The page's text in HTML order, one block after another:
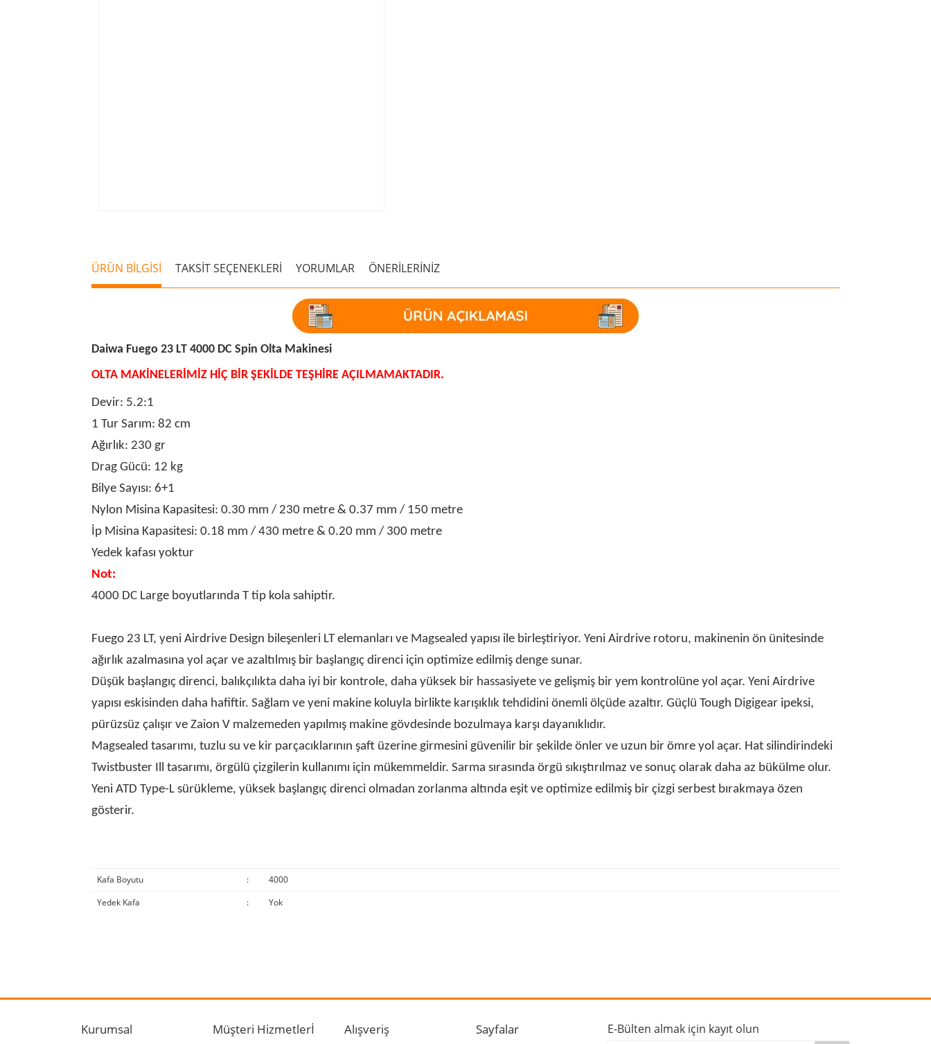
ÜRÜN BİLGİSİ TAKSİT SEÇENEKLERİ YORUMLAR ÖNERİLERİNİZ
Daiwa Fuego 23 LT 4000 DC Spin Olta Makinesi
OLTA MAKİNELERİMİZ HİÇ BİR ŞEKİLDE TEŞHİRE AÇILMAMAKTADIR.
Devir: 5.2:1
1 Tur Sarım: 82 cm
Ağırlık: 230 gr
Drag Gücü: 12 kg
Bilye Sayısı: 6+1
Nylon Misina Kapasitesi: 0.30 mm / 230 metre & 0.37 mm / 150 metre
İp Misina Kapasitesi: 0.18 mm / 430 metre & 0.20 mm / 300 metre
Yedek kafası yoktur
Not:
4000 DC Large boyutlarında T tip kola sahiptir.
Fuego 23 LT, yeni Airdrive Design bileşenleri LT elemanları ve Magsealed yapısı ile birleştiriyor. Yeni Airdrive rotoru, makinenin ön ünitesinde
ağırlık azalmasına yol açar ve azaltılmış bir başlangıç direnci için optimize edilmiş denge sunar.
Düşük başlangıç direnci, balıkçılıkta daha iyi bir kontrole, daha yüksek bir hassasiyete ve gelişmiş bir yem kontrolüne yol açar. Yeni Airdrive
yapısı eskisinden daha hafiftir. Sağlam ve yeni makine koluyla birlikte karışıklık tehdidini önemli ölçüde azaltır. Güçlü Tough Digigear ipeksi,
pürüzsüz çalışır ve Zaion V malzemeden yapılmış makine gövdesinde bozulmaya karşı dayanıklıdır.
Magsealed tasarımı, tuzlu su ve kir parçacıklarının şaft üzerine girmesini güvenilir bir şekilde önler ve uzun bir ömre yol açar. Hat silindirindeki
Twistbuster Ill tasarımı, örgülü çizgilerin kullanımı için mükemmeldir. Sarma sırasında örgü sıkıştırılmaz ve sonuç olarak daha az bükülme olur.
Yeni ATD Type-L sürükleme, yüksek başlangıç direnci olmadan zorlanma altında eşit ve optimize edilmiş bir çizgi serbest bırakmaya özen
gösterir.
Kafa Boyutu :
4000
Yedek Kafa
: Yok
Ürün resmi kalitesiz, bozuk veya görüntülenemiyor.
Ürün bilgilerinde hatalar bulunuyor.
Kurumsal Müşteri Hizmetlerİ Alışveriş Sayfalar E-Bülten almak için kayıt olun